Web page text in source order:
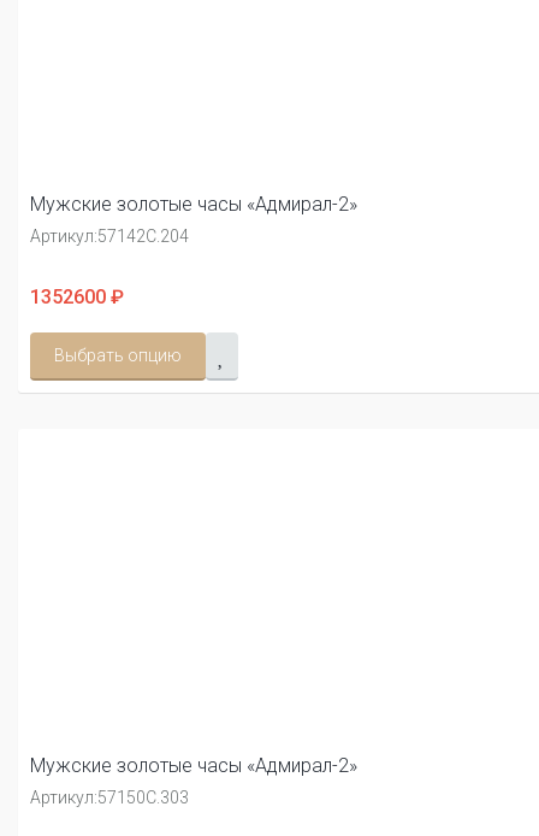
Мужские золотые часы «Адмирал-2»
Артикул:57142С.204
1352600 ₽
Выбрать опцию
Мужские золотые часы «Адмирал-2»
Артикул:57150С.303